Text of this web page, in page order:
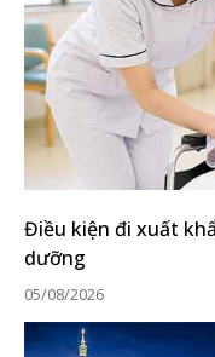
Điều kiện đi xuất
dưỡng
05/08/2026